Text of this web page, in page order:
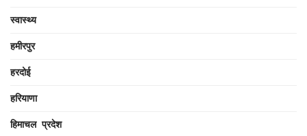
स्वास्थ्य
हमीरपुर
हरदोई
हरियाणा
हिमाचल प्रदेश